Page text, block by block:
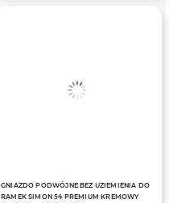
GNIAZDO PODWÓJNE BEZ UZIEMIENIA DO
RAMEK SIMON 54 PREMIUM KREMOWY